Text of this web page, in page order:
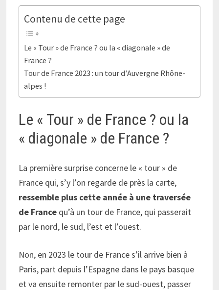
Contenu de cette page
Le « Tour » de France ? ou la « diagonale » de
France ?
Tour de France 2023 : un tour d’Auvergne Rhône-
alpes !
Le « Tour » de France ? ou la
« diagonale » de France ?
La première surprise concerne le « tour » de
France qui, s’y l’on regarde de près la carte,
ressemble plus cette année à une traversée
de Francequ’à un tour de France, qui passerait
par le nord, le sud, l’est et l’ouest.
Non, en 2023 le tour de France s’il arrive bien à
Paris, part depuis l’Espagne dans le pays basque
et va ensuite remonter par le sud-ouest, passer